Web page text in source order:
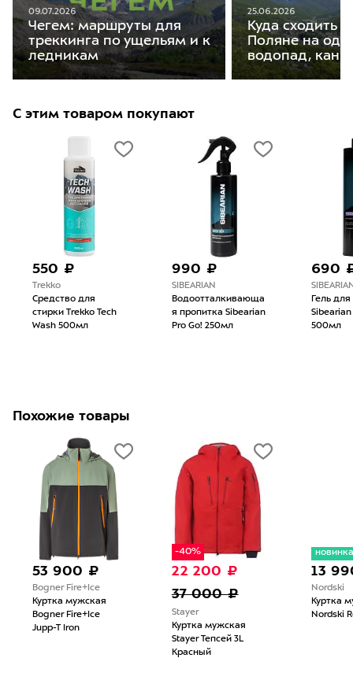
09.07.2026
Чегем: маршруты для
треккинга по ущельям и к
ледникам
25.06.2026
Куда сходить
Поляне на
водопад,
С этим товаром покупают
550 ₽
Trekko
Средство для
стирки Trekko Tech
Wash 500мл
990 ₽
SIBEARIAN
Водоотталкивающа
я пропитка Sibearian
Pro Go! 250мл
690
Гель
Sibearian
500мл
Похожие товары
53 900 ₽
Bogner Fire+Ice
Куртка мужская
Bogner Fire+Ice
Jupp-T Iron
-40%
22 200 ₽
37 000 ₽
Stayer
Куртка мужская
Stayer Тепсей 3L
Красный
новинка
13
Nordski
Куртка
Nordski